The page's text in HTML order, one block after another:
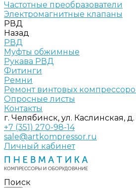
Частотные преобразователи
Электромагнитные клапаны
РВД
Назад
РВД
Муфты обжимные
Рукава РВД
Фитинги
Ремни
Ремонт винтовых
Опросные листы
Контакты
г. Челябинск, ул. Каслинская,
+7 (351) 270-98-14
sale@artkompressor.ru
Личный кабинет
Поиск